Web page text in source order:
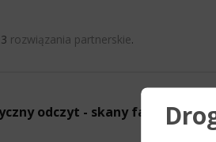
3 rozwiązania partnerskie.
odczyt - skany faktur -